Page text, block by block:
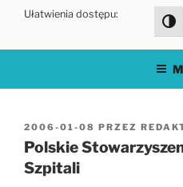
Ułatwienia dostępu:
OPUBLIKOWANE
W
2006-01-08 PRZEZ
Polskie
Szpitali